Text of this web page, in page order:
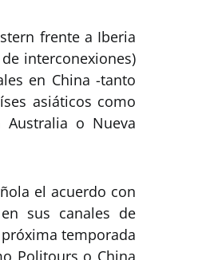
frente a Iberia
interconexiones)
en China -tanto
asiáticos como
o Nueva
el acuerdo con
sus canales de
temporada
Politours o China